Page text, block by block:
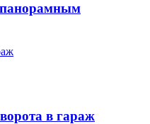
в гараж